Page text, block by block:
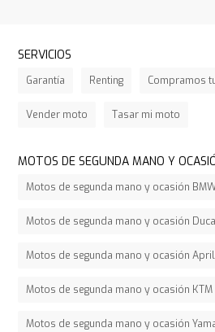
SERVICIOS
Garantía Renting Compramos
Vender moto Tasar mi moto
MOTOS DE SEGUNDA MANO Y
Motos de segunda mano y ocasión
Motos de segunda mano y ocasión
Motos de segunda mano y ocasión
Motos de segunda mano y ocasión KTM
Motos de segunda mano y ocasión